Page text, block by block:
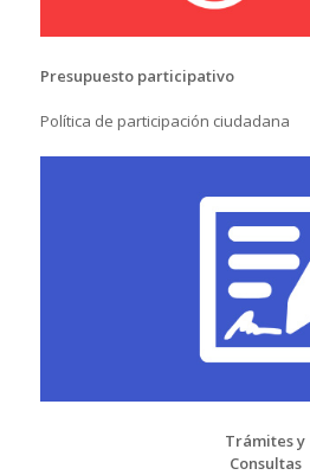
Presupuesto participativo
Política de participación ciudadana
Trámites y
Consultas